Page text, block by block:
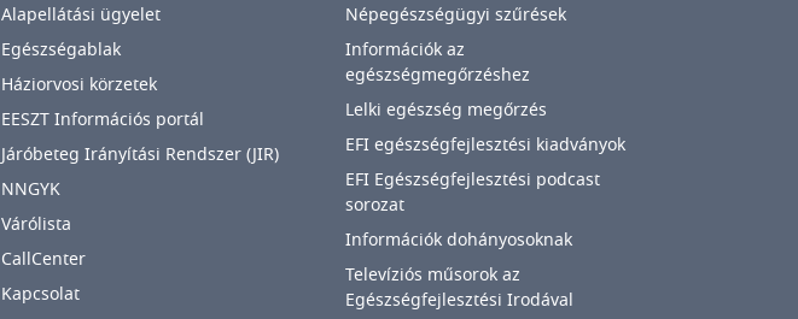
Alapellátási ügyelet
Egészségablak
Háziorvosi körzetek
EESZT Információs portál
Járóbeteg Irányítási Rendszer (JIR)
NNGYK
Várólista
CallCenter
Kapcsolat
Népegészségügyi szűrések
Információk az
egészségmegőrzéshez
Lelki egészség megőrzés
EFI egészségfejlesztési kiadványok
EFI Egészségfejlesztési podcast
sorozat
Információk dohányosoknak
Televíziós műsorok az
Egészségfejlesztési Irodával